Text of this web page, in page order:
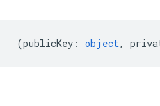
(publicKey : object,